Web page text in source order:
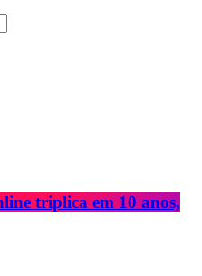
triplica em 10 anos,